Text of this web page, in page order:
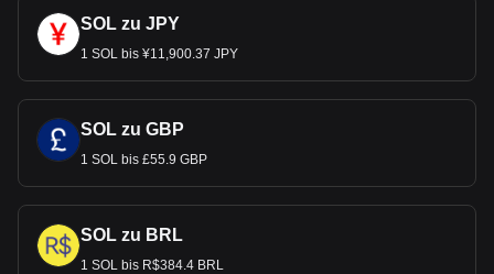
SOL zu JPY
1 SOL bis ¥11,900.37 JPY
SOL zu GBP
1 SOL bis £55.9 GBP
SOL zu BRL
1 SOL bis R$384.4 BRL